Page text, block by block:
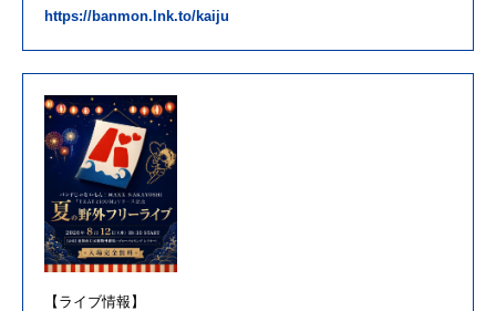
https://banmon.lnk.to/kaiju
【ライブ情報】